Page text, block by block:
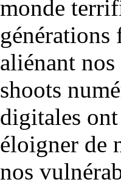
monde
générations
aliénant
shoots
digitales
éloigner de
nos